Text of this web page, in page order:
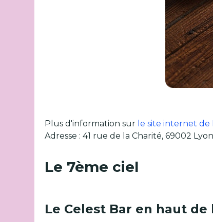
Plus d'information sur le site internet de
Adresse : 41 rue de la Charité, 69002 Lyon
Le 7ème ciel
Le Celest Bar en haut de